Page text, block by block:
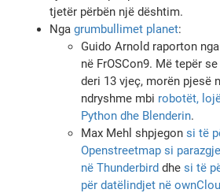
tjetër përbën një dështim.
Ngagrumbullimet planet:
Guido Arnold raporton
në FrOSCon9. Më tepër
deri 13 vjeç, morën pjesë
ndryshme mbi robotët,
Python dhe Blenderin.
Max Mehl shpjegonsi të
Openstreetmap si
në Thunderbird dhesi të
për datëlindjet në